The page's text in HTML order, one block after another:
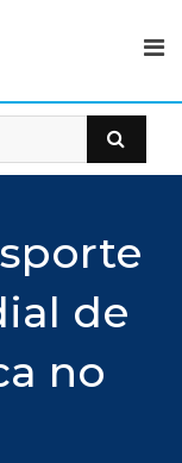
de
no